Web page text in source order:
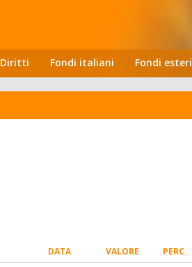
Diritti Fondi italiani Fondi esteri
DATA VALORE PERC.